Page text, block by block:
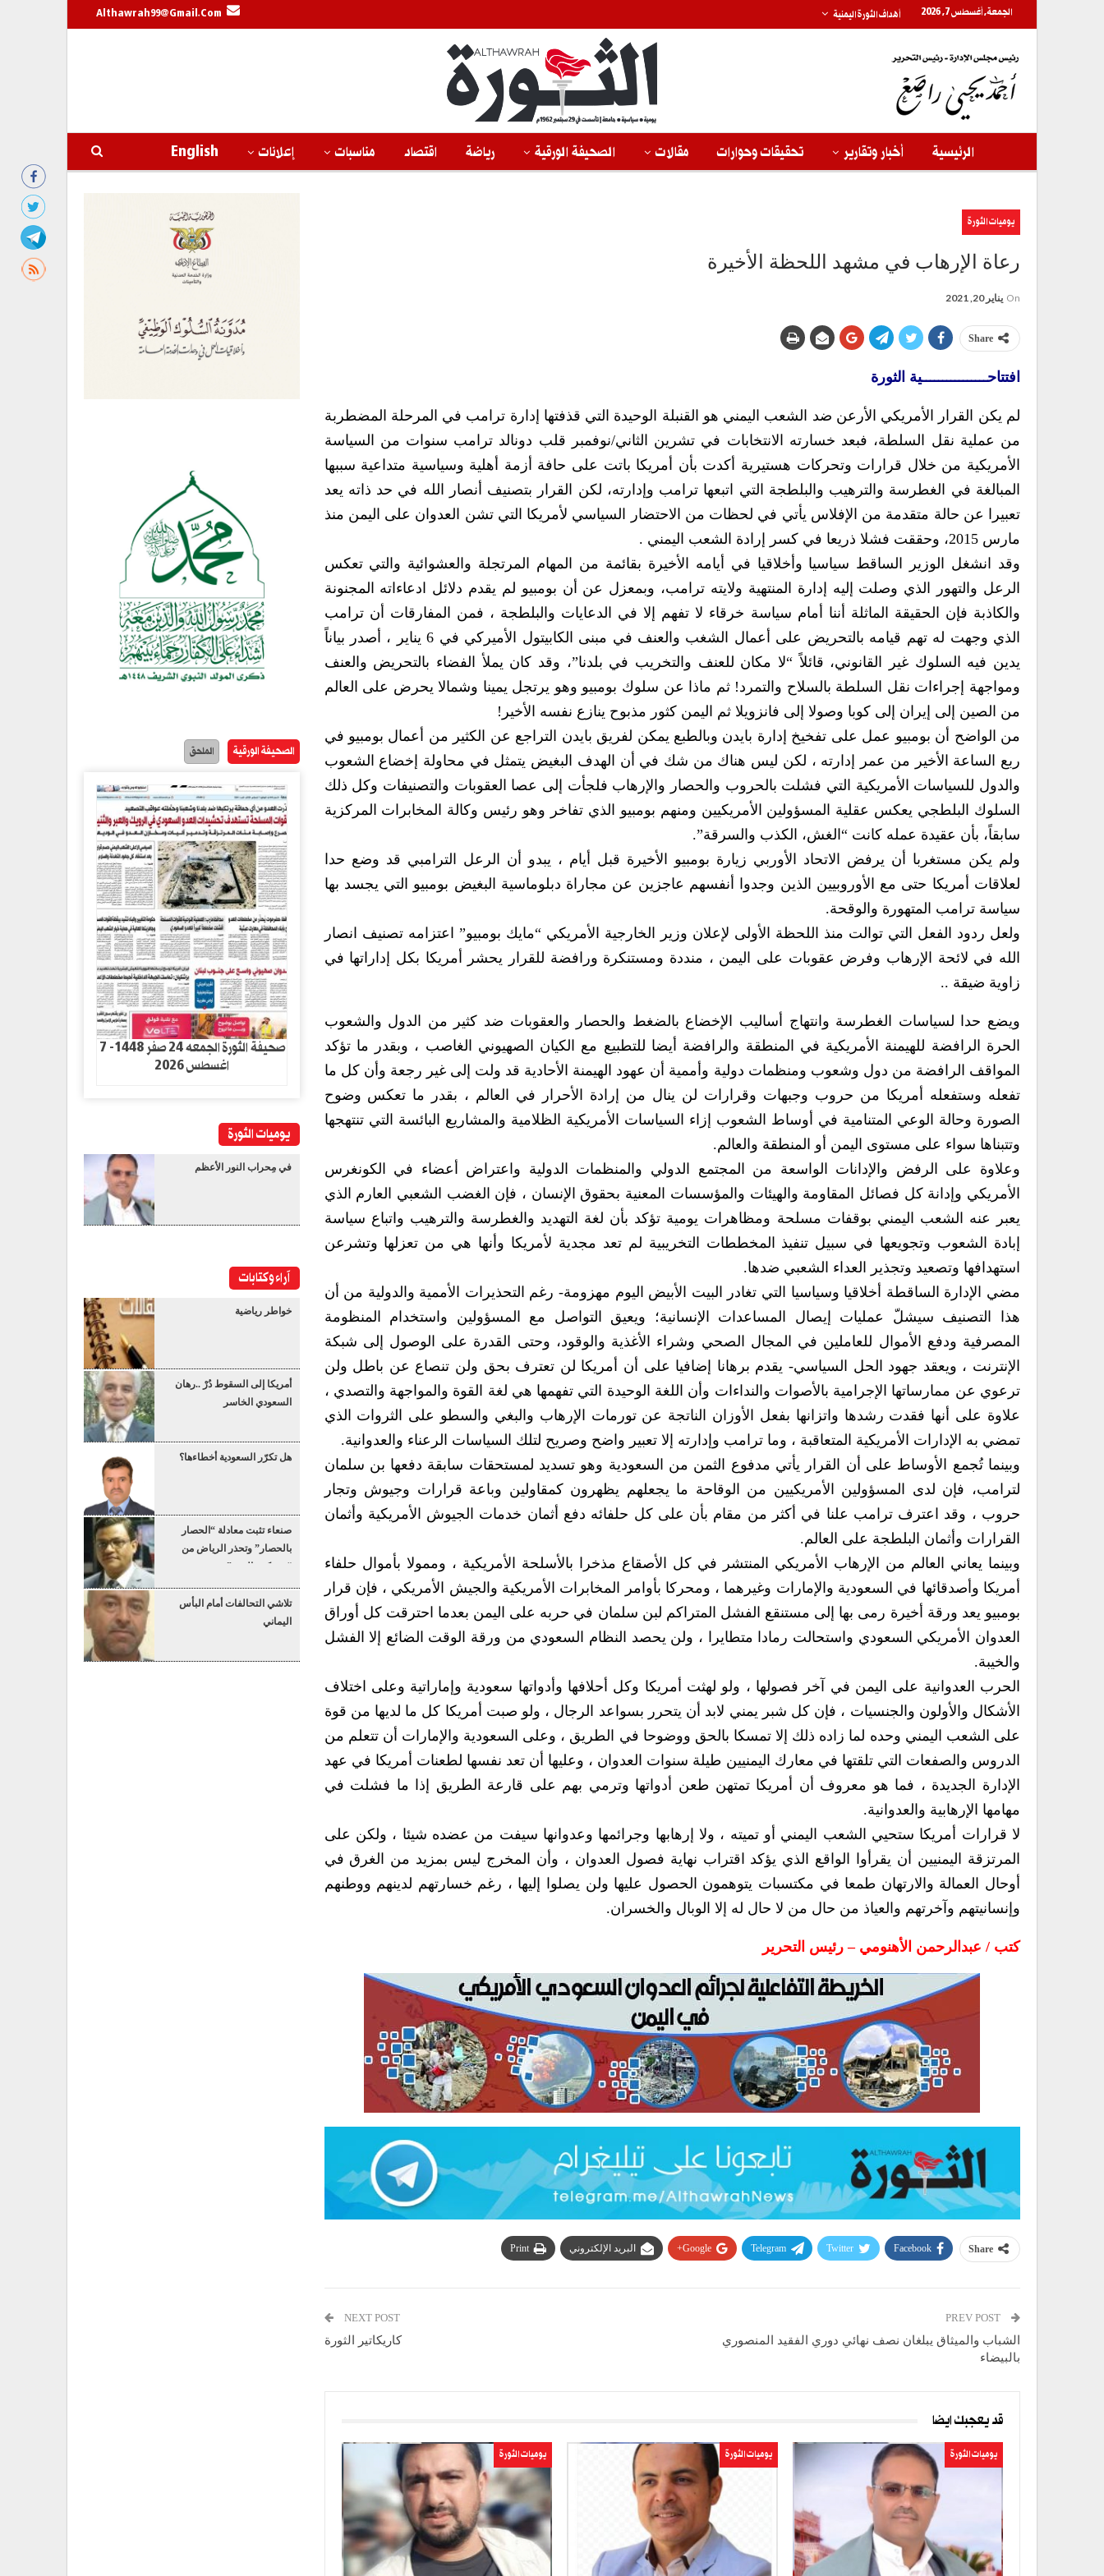
الجمعة, أغسطس 7, 2026 أهداف الثورة اليمنية Althawrah99@gmail.com
الرئيسية أخبار وتقارير تحقيقات وحوارات مقالات الصحيفة الورقية رياضة اقتصاد مناسبات إعلانات English
يوميات الثورة
رعاة الإرهاب في مشهد اللحظة الأخيرة
On يناير 20, 2021
Share
افتتاحــــــــــــــــية الثورة
لم يكن القرار الأمريكي الأرعن ضد الشعب اليمني هو القنبلة الوحيدة التي قذفتها إدارة ترامب في المرحلة المضطربة
من عملية نقل السلطة، فبعد خسارته الانتخابات في تشرين الثاني/نوفمبر قلب دونالد ترامب سنوات من السياسة
الأمريكية من خلال قرارات وتحركات هستيرية أكدت بأن أمريكا باتت على حافة أزمة أهلية وسياسية متداعية سببها
المبالغة في الغطرسة والترهيب والبلطجة التي اتبعها ترامب وإدارته، لكن القرار بتصنيف أنصار الله في حد ذاته يعد
تعبيرا عن حالة متقدمة من الإفلاس يأتي في لحظات من الاحتضار السياسي لأمريكا التي تشن العدوان على اليمن منذ
مارس 2015، وحققت فشلا ذريعا في كسر إرادة الشعب اليمني .
وقد انشغل الوزير الساقط سياسيا وأخلاقيا في أيامه الأخيرة بقائمة من المهام المرتجلة والعشوائية والتي تعكس
الرعل والتهور الذي وصلت إليه إدارة المنتهية ولايته ترامب، وبمعزل عن أن بومبيو لم يقدم دلائل ادعاءاته المجنونة
والكاذبة فإن الحقيقة الماثلة أننا أمام سياسة خرقاء لا تفهم إلا في الدعايات والبلطجة ، فمن المفارقات أن ترامب
الذي وجهت له تهم قيامه بالتحريض على أعمال الشغب والعنف في مبنى الكابيتول الأميركي في 6 يناير ، أصدر بياناً
يدين فيه السلوك غير القانوني، قائلاً “لا مكان للعنف والتخريب في بلدنا”، وقد كان يملأ الفضاء بالتحريض والعنف
ومواجهة إجراءات نقل السلطة بالسلاح والتمرد! ثم ماذا عن سلوك بومبيو وهو يرتجل يمينا وشمالا يحرض على العالم
من الصين إلى إيران إلى كوبا وصولا إلى فانزويلا ثم اليمن كثور مذبوح ينازع نفسه الأخير!
من الواضح أن بومبيو عمل على تفخيخ إدارة بايدن وبالطبع يمكن لفريق بايدن التراجع عن الكثير من أعمال بومبيو في
ربع الساعة الأخير من عمر إدارته ، لكن ليس هناك من شك في أن الهدف البغيض يتمثل في محاولة إخضاع الشعوب
والدول للسياسات الأمريكية التي فشلت بالحروب والحصار والإرهاب فلجأت إلى عصا العقوبات والتصنيفات وكل ذلك
السلوك البلطجي يعكس عقلية المسؤولين الأمريكيين ومنهم بومبيو الذي تفاخر وهو رئيس وكالة المخابرات المركزية
سابقاً، بأن عقيدة عمله كانت “الغش، الكذب والسرقة”.
ولم يكن مستغربا أن يرفض الاتحاد الأوربي زيارة بومبيو الأخيرة قبل أيام ، يبدو أن الرعل الترامبي قد وضع حدا
لعلاقات أمريكا حتى مع الأوروبيين الذين وجدوا أنفسهم عاجزين عن مجاراة دبلوماسية البغيض بومبيو التي يجسد بها
سياسة ترامب المتهورة والوقحة.
ولعل ردود الفعل التي توالت منذ اللحظة الأولى لإعلان وزير الخارجية الأمريكي “مايك بومبيو” اعتزامه تصنيف انصار
الله في لائحة الإرهاب وفرض عقوبات على اليمن ، منددة ومستنكرة ورافضة للقرار يحشر أمريكا بكل إداراتها في
زاوية ضيقة ..
ويضع حدا لسياسات الغطرسة وانتهاج أساليب الإخضاع بالضغط والحصار والعقوبات ضد كثير من الدول والشعوب
الحرة الرافضة للهيمنة الأمريكية في المنطقة والرافضة أيضا للتطبيع مع الكيان الصهيوني الغاصب ، وبقدر ما تؤكد
المواقف الرافضة من دول وشعوب ومنظمات دولية وأممية أن عهود الهيمنة الأحادية قد ولت إلى غير رجعة وأن كل ما
تفعله وستفعله أمريكا من حروب وجبهات وقرارات لن ينال من إرادة الأحرار في العالم ، بقدر ما تعكس وضوح
الصورة وحالة الوعي المتنامية في أوساط الشعوب إزاء السياسات الأمريكية الظلامية والمشاريع البائسة التي تنتهجها
وتتبناها سواء على مستوى اليمن أو المنطقة والعالم.
وعلاوة على الرفض والإدانات الواسعة من المجتمع الدولي والمنظمات الدولية واعتراض أعضاء في الكونغرس
الأمريكي وإدانة كل فصائل المقاومة والهيئات والمؤسسات المعنية بحقوق الإنسان ، فإن الغضب الشعبي العارم الذي
يعبر عنه الشعب اليمني بوقفات مسلحة ومظاهرات يومية تؤكد بأن لغة التهديد والغطرسة والترهيب واتباع سياسة
إبادة الشعوب وتجويعها في سبيل تنفيذ المخططات التخريبية لم تعد مجدية لأمريكا وأنها هي من تعزلها وتشرعن
استهدافها وتصعيد وتجذير العداء الشعبي ضدها.
مضي الإدارة الساقطة أخلاقيا وسياسيا التي تغادر البيت الأبيض اليوم مهزومة- رغم التحذيرات الأممية والدولية من أن
هذا التصنيف سيشلّ عمليات إيصال المساعدات الإنسانية؛ ويعيق التواصل مع المسؤولين واستخدام المنظومة
المصرفية ودفع الأموال للعاملين في المجال الصحي وشراء الأغذية والوقود، وحتى القدرة على الوصول إلى شبكة
الإنترنت ، ويعقد جهود الحل السياسي- يقدم برهانا إضافيا على أن أمريكا لن تعترف بحق ولن تنصاع عن باطل ولن
ترعوي عن ممارساتها الإجرامية بالأصوات والنداءات وأن اللغة الوحيدة التي تفهمها هي لغة القوة والمواجهة والتصدي ،
علاوة على أنها فقدت رشدها واتزانها بفعل الأوزان الناتجة عن تورمات الإرهاب والبغي والسطو على الثروات الذي
تمضي به الإدارات الأمريكية المتعاقبة ، وما ترامب وإدارته إلا تعبير واضح وصريح لتلك السياسات الرعناء والعدوانية.
وبينما تُجمع الأوساط على أن القرار يأتي مدفوع الثمن من السعودية وهو تسديد لمستحقات سابقة دفعها بن سلمان
لترامب، فإن لدى المسؤولين الأمريكيين من الوقاحة ما يجعلهم يظهرون كمقاولين وباعة قرارات وجيوش وتجار
حروب ، وقد اعترف ترامب علنا في أكثر من مقام بأن على كل حلفائه دفع أثمان خدمات الجيوش الأمريكية وأثمان
القرارات وأثمان البلطجة على العالم.
وبينما يعاني العالم من الإرهاب الأمريكي المنتشر في كل الأصقاع مذخرا بالأسلحة الأمريكية ، وممولا بأموال حلفاء
أمريكا وأصدقائها في السعودية والإمارات وغيرهما ، ومحركا بأوامر المخابرات الأمريكية والجيش الأمريكي ، فإن قرار
بومبيو يعد ورقة أخيرة رمى بها إلى مستنقع الفشل المتراكم لبن سلمان في حربه على اليمن بعدما احترقت كل أوراق
العدوان الأمريكي السعودي واستحالت رمادا متطايرا ، ولن يحصد النظام السعودي من ورقة الوقت الضائع إلا الفشل
والخيبة.
الحرب العدوانية على اليمن في آخر فصولها ، ولو لهثت أمريكا وكل أحلافها وأدواتها سعودية وإماراتية وعلى اختلاف
الأشكال والأولون والجنسيات ، فإن كل شبر يمني لابد أن يتحرر بسواعد الرجال ، ولو صبت أمريكا كل ما لديها من قوة
على الشعب اليمني وحده لما زاده ذلك إلا تمسكا بالحق ووضوحا في الطريق ، وعلى السعودية والإمارات أن تتعلم من
الدروس والصفعات التي تلقتها في معارك اليمنيين طيلة سنوات العدوان ، وعليها أن تعد نفسها لطعنات أمريكا في عهد
الإدارة الجديدة ، فما هو معروف أن أمريكا تمتهن طعن أدواتها وترمي بهم على قارعة الطريق إذا ما فشلت في
مهامها الإرهابية والعدوانية.
لا قرارات أمريكا ستحيي الشعب اليمني أو تميته ، ولا إرهابها وجرائمها وعدوانها سيفت من عضده شيئا ، ولكن على
المرتزقة اليمنيين أن يقرأوا الواقع الذي يؤكد اقتراب نهاية فصول العدوان ، وأن المخرج ليس بمزيد من الغرق في
أوحال العمالة والارتهان طمعا في مكتسبات يتوهمون الحصول عليها ولن يصلوا إليها ، رغم خسارتهم لدينهم ووطنهم
وإنسانيتهم وآخرتهم والعياذ من حال من لا حال له إلا الوبال والخسران.
كتب / عبدالرحمن الأهنومي – رئيس التحرير
Share
Facebook
Twitter
Telegram
Google+ البريد الإلكتروني Print
الشباب والميثاق يبلغان نصف نهائي دوري الفقيد المنصوري
بالبيضاء
NEXT POST
كاريكاتير الثورة
قد يعجبك ايضا
يوميات الثورة يوميات الثورة يوميات الثورة
الصحيفة الورقية الملحق
صحيفة الثورة الجمعه 24 صفر 1448- 7
اغسطس 2026
يوميات الثورة
في مِحراب النور الأعظم
آراء وكتابات
خواطر رياضية
أمريكا إلى السقوط دُرْ ..رهان
السعودي الخاسر
هل تكرّر السعودية أخطاءها؟
صنعاء تثبت معادلة “الحصار
بالحصار” وتحذر الرياض من
“عسكرة البحر”
تلاشي التحالفات أمام البأس
اليماني